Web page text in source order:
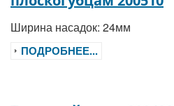
Ширина насадок: 24мм
ПОДРОБНЕЕ...